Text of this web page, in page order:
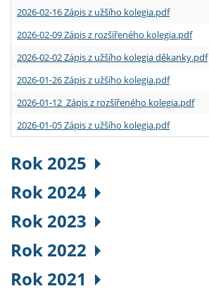
2026-02-16 Zápis z užšího kolegia.pdf
2026-02-09 Zápis z rozšířeného kolegia.pdf
2026-02-02 Zápis z užšího kolegia děkanky.pdf
2026-01-26 Zápis z užšího kolegia.pdf
2026-01-12 Zápis z rozšířeného kolegia.pdf
2026-01-05 Zápis z užšího kolegia.pdf
Rok 2025
Rok 2024
Rok 2023
Rok 2022
Rok 2021